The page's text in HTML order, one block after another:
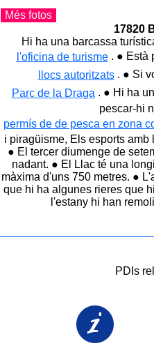
Més fotos
Vista des de el puig
de Sant Martirià
17820
Hi ha una barcassa
l'oficina de turisme . ● Està
llocs autoritzats . ● Si
Parc de la Draga . ● Hi ha
pescar-hi
permís de de pesca en zona
i piragüisme, Els esports amb
● El tercer diumenge de
nadant. ● El Llac té una
màxima d'uns 750 metres. ●
que hi ha algunes rieres que
l'estany hi han
PDIs